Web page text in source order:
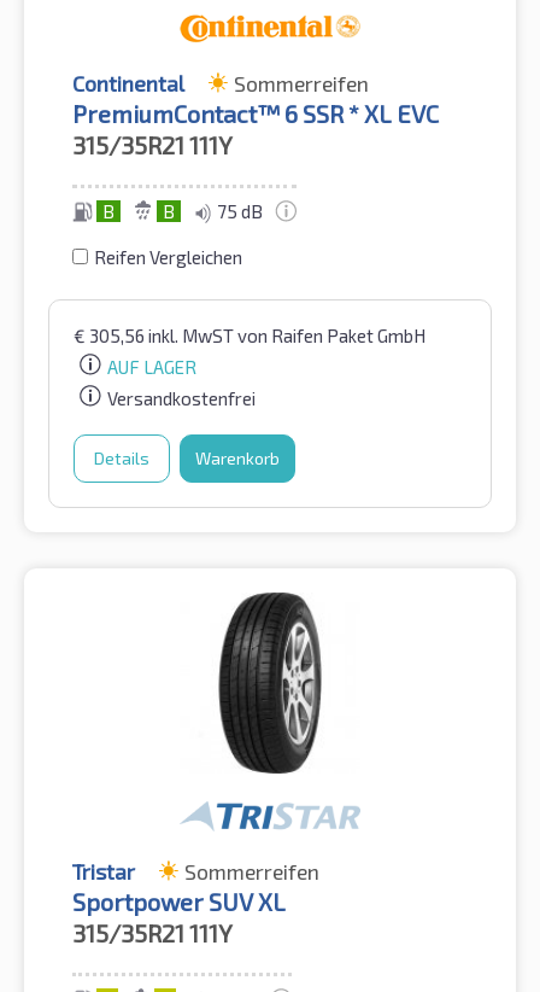
Continental Sommerreifen
PremiumContact™ 6 SSR * XL EVC
315/35R21 111Y
B B 75 dB
Reifen Vergleichen
€ 305,56 inkl. MwSTvon Raifen Paket GmbH
AUF LAGER
Versandkostenfrei
Details Warenkorb
Tristar Sommerreifen
Sportpower SUV XL
315/35R21 111Y